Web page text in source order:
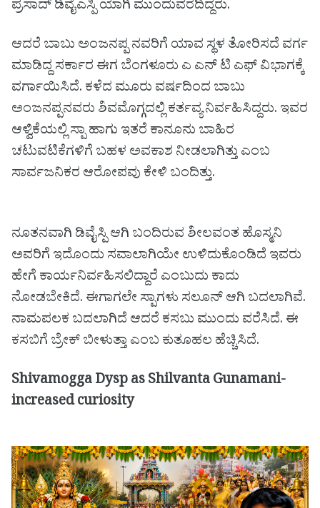
ಪ್ರಸಾದ್ ಡಿವೈಎಸ್ಪಿ ಯಾಗಿ ಮುಂದುವರೆದಿದ್ದರು.
ಆದರೆ ಬಾಬು ಅಂಜನಪ್ಪ ನವರಿಗೆ ಯಾವ ಸ್ಥಳ ತೋರಿಸದೆ ವರ್ಗ
ಮಾಡಿದ್ದ ಸರ್ಕಾರ ಈಗ ಬೆಂಗಳೂರು ಎ ಎನ್ ಟಿ ಎಫ್ ವಿಭಾಗಕ್ಕೆ
ವರ್ಗಾಯಿಸಿದೆ. ಕಳೆದ ಮೂರು ವರ್ಷದಿಂದ ಬಾಬು
ಅಂಜನಪ್ಪನವರು ಶಿವಮೊಗ್ಗದಲ್ಲಿ ಕರ್ತವ್ಯ ನಿರ್ವಹಿಸಿದ್ದರು. ಇವರ
ಆಳ್ವಿಕೆಯಲ್ಲಿ ಸ್ಪಾ ಹಾಗು ಇತರೆ ಕಾನೂನು ಬಾಹಿರ
ಚಟುವಟಿಕೆಗಳಿಗೆ ಬಹಳ ಅವಕಾಶ ನೀಡಲಾಗಿತ್ತು ಎಂಬ
ಸಾರ್ವಜನಿಕರ ಆರೋಪವು ಕೇಳಿ ಬಂದಿತ್ತು.
ನೂತನವಾಗಿ ಡಿವೈಸ್ಪಿ ಆಗಿ ಬಂದಿರುವ ಶೀಲವಂತ ಹೊಸ್ಮನಿ
ಅವರಿಗೆ ಇದೊಂದು ಸವಾಲಾಗಿಯೇ ಉಳಿದುಕೊಂಡಿದೆ ಇವರು
ಹೇಗೆ ಕಾರ್ಯನಿರ್ವಹಿಸಲಿದ್ದಾರೆ ಎಂಬುದು ಕಾದು
ನೋಡಬೇಕಿದೆ. ಈಗಾಗಲೇ ಸ್ಪಾಗಳು ಸಲೂನ್ ಆಗಿ ಬದಲಾಗಿವೆ.‌
ನಾಮಪಲಕ ಬದಲಾಗಿದೆ ಆದರೆ ಕಸಬು ಮುಂದು ವರೆಸಿದೆ. ಈ
ಕಸಬಿಗೆ ಬ್ರೇಕ್ ಬೀಳುತ್ತಾ ಎಂಬ ಕುತೂಹಲ ಹೆಚ್ಚಿಸಿದೆ.
Shivamogga Dysp as Shilvanta Gunamani-
increased curiosity